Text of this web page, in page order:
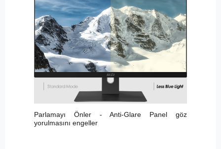
Parlamayı Önler - Anti-Glare Panel göz
yorulmasını engeller